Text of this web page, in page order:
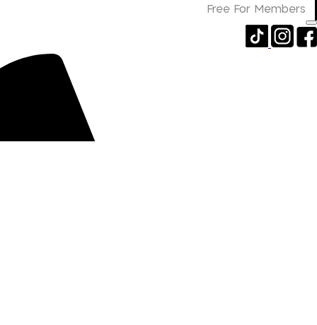
Free For Members